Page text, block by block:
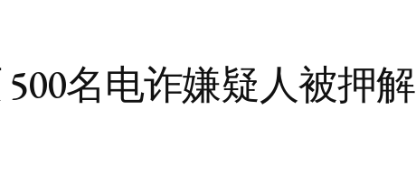
名电诈嫌疑人被押解